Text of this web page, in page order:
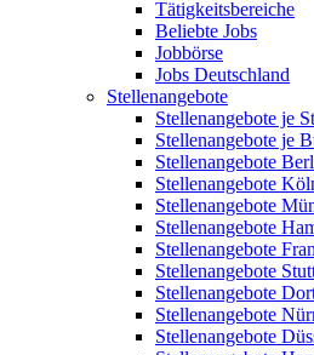
Tätigkeitsbereiche
Beliebte Jobs
Jobbörse
Jobs Deutschland
Stellenangebote
Stellenangebote je
Stellenangebote je
Stellenangebote
Stellenangebote
Stellenangebote
Stellenangebote
Stellenangebote
Stellenangebote
Stellenangebote
Stellenangebote
Stellenangebote